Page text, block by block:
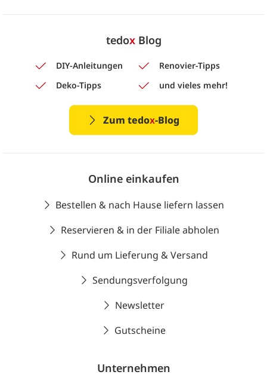
tedoxBlog
DIY-Anleitungen
Renovier-Tipps
Deko-Tipps
und vieles mehr!
Zum tedox-Blog
Online einkaufen
Bestellen & nach Hause liefern lassen
Reservieren & in der Filiale abholen
Rund um Lieferung & Versand
Sendungsverfolgung
Newsletter
Gutscheine
Unternehmen